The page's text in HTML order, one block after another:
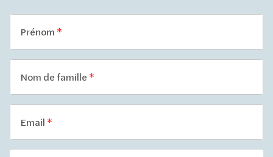
Prénom
Nom de famille
Email